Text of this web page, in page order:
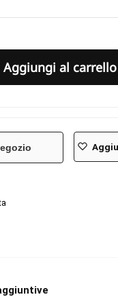
Aggiungi al carrello